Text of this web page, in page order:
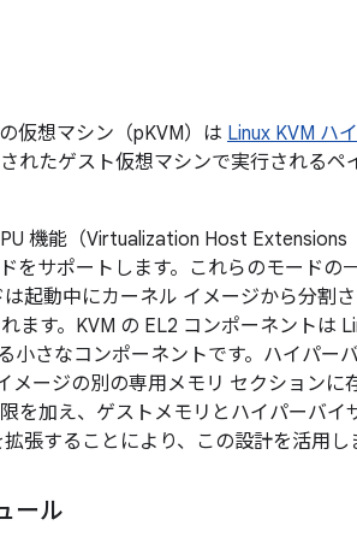
仮想マシン（pKVM） は Linux KVM ハ
れたゲスト仮想マシンで実行される
機能（Virtualization Host Extensions
をサポートします。これらのモードの
起動中にカーネル イメージから分割
ます。KVM の EL2 コンポーネントは
小さなコンポーネントです。ハイパー
メージの別の専用メモリ セクションに
を加え、ゲストメモリとハイパーバ
張することにより、この設計を活用し
ール